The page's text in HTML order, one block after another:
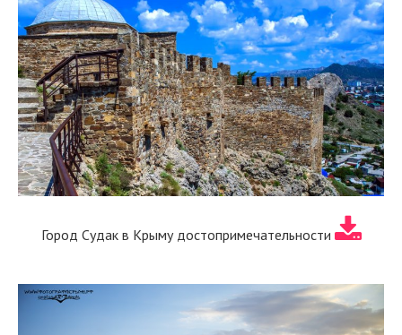
Город Судак в Крыму достопримечательности